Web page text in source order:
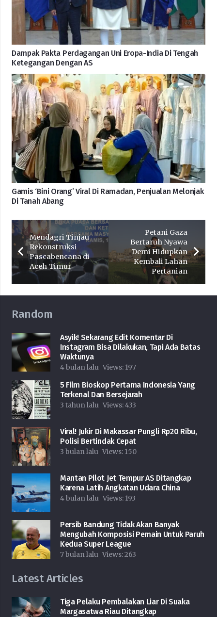
Dampak Pakta Perdagangan Uni Eropa-India Di Tengah
Ketegangan Dengan AS
Gamis ‘Bini Orang’ Viral Di Ramadan, Penjualan Melonjak
Di Tanah Abang
Mendagri Tinjau
Rekonstruksi
Pascabencana di
Aceh Timur
Petani Gaza
Bertaruh Nyawa
Demi Hidupkan
Kembali Lahan
Pertanian
Random
Asyik! Sekarang Edit Komentar Di
Instagram Bisa Dilakukan, Tapi Ada Batas
Waktunya
4 bulan lalu Views: 197
5 Film Bioskop Pertama Indonesia Yang
Terkenal Dan Bersejarah
3 tahun lalu Views:433
Viral! Jukir Di Makassar Pungli Rp20 Ribu,
Polisi Bertindak Cepat
3 bulan lalu Views: 150
Mantan Pilot Jet Tempur AS Ditangkap
Karena Latih Angkatan Udara China
4 bulan lalu Views: 193
Persib Bandung Tidak Akan Banyak
Mengubah Komposisi Pemain Untuk Paruh
Kedua Super League
7 bulan lalu Views:263
Latest Articles
Tiga Pelaku Pembalakan Liar Di Suaka
Margasatwa Riau Ditangkap